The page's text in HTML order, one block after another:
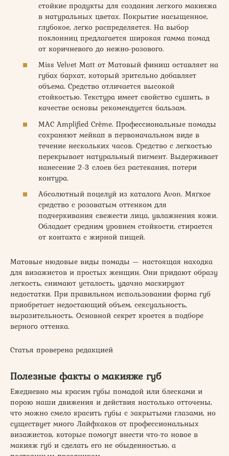
стойкие продукты для создания легкого макияжа
в натуральных цветах. Покрытие насыщенное,
глубокое, легко распределяется. На выбор
поклонниц предлагается широкая гамма помад
от коричневого до нежно-розового.
Miss Velvet Matt от Матовый финиш оставляет на
губах бархат, который зрительно добавляет
объема. Средство отличается высокой
стойкостью. Текстура имеет свойство сушить, в
качестве основы рекомендуется бальзам.
MAC Amplified Crème. Профессиональные помады
сохраняют мейкап в первоначальном виде в
течение нескольких часов. Средство с легкостью
перекрывает натуральный пигмент. Выдерживает
нанесение 2-3 слоев без растекания, потери
контура.
Абсолютный поцелуй из каталога Avon. Мягкое
средство с розоватым оттенком для
подчеркивания свежести лица, увлажнения кожи.
Обладает средним уровнем стойкости, стирается
от контакта с жирной пищей.
Матовые нюдовые виды помады — настоящая находка
для визажистов и простых женщин. Они придают образу
легкость, снимают усталость, удачно маскируют
недостатки. При правильном использовании форма губ
приобретает недостающий объем, сексуальность,
выразительность. Основной секрет кроется в подборе
верного оттенка.
Статья проверена редакцией
Полезные факты о макияже губ
Ежедневно мы красим губы помадой или блесками и
порою наши движения и действия настолько отточены,
что можно смело красить губы с закрытыми глазами, но
существует много Лайфхаков от профессиональных
визажистов, которые помогут внести что-то новое в
макияж губ и сделать его не обыденностью, а